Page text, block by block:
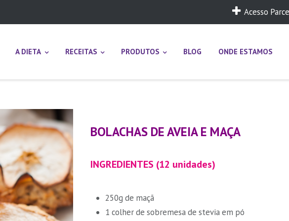
Acesso
A DIETA RECEITAS PRODUTOS BLOG ONDE ESTAMOS
BOLACHAS DE AVEIA E MAÇA
INGREDIENTES (12 unidades)
250g de maçã
1 colher de sobremesa de stevia em pó